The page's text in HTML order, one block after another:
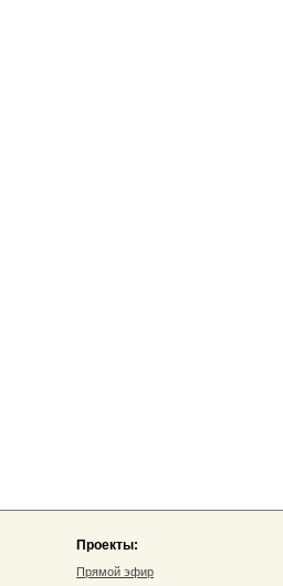
Проекты:
Прямой эфир